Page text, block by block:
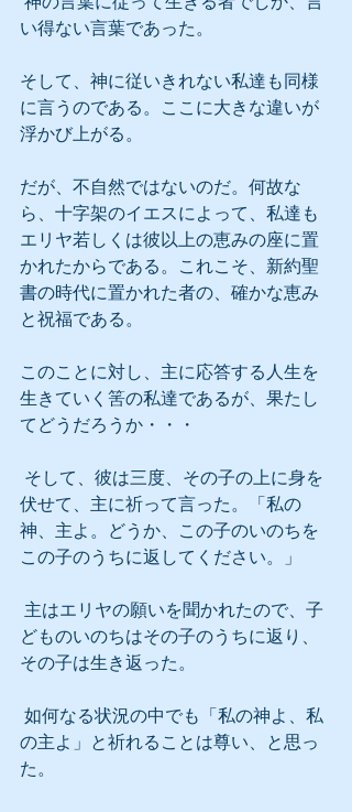
い得ない言葉であった。
そして、神に従いきれない私達も同様
に言うのである。ここに大きな違いが
浮かび上がる。
だが、不自然ではないのだ。何故な
ら、十字架のイエスによって、私達も
エリヤ若しくは彼以上の恵みの座に置
かれたからである。これこそ、新約聖
書の時代に置かれた者の、確かな恵み
と祝福である。
このことに対し、主に応答する人生を
生きていく筈の私達であるが、果たし
てどうだろうか・・・
伏せて、主に祈って言った。「私の
神、主よ。どうか、この子のいのちを
この子のうちに返してください。」
どものいのちはその子のうちに返り、
その子は生き返った。
の主よ」と祈れることは尊い、と思っ
た。